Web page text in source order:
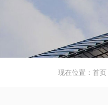
现在位置： 首页